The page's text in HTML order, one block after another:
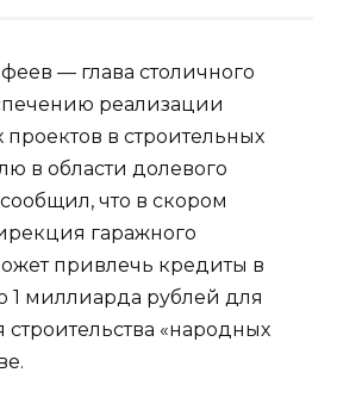
— глава столичного
реализации
в строительных
в области долевого
что в скором
гаражного
привлечь кредиты в
миллиарда рублей для
«народных